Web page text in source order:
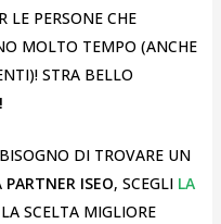
LE PERSONE CHE
MOLTO TEMPO (ANCHE
STRA BELLO
DI TROVARE UN
PARTNER ISEO, SCEGLILA
SCELTA MIGLIORE